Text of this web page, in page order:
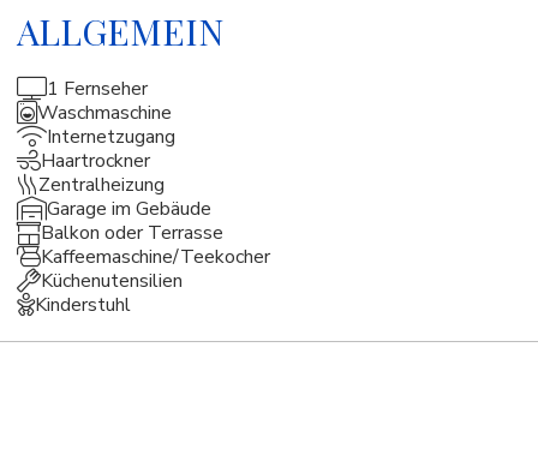
ALLGEMEIN
1 Fernseher
Waschmaschine
Internetzugang
Haartrockner
Zentralheizung
Garage im Gebäude
Balkon oder Terrasse
Kaffeemaschine/Teekocher
Küchenutensilien
Kinderstuhl